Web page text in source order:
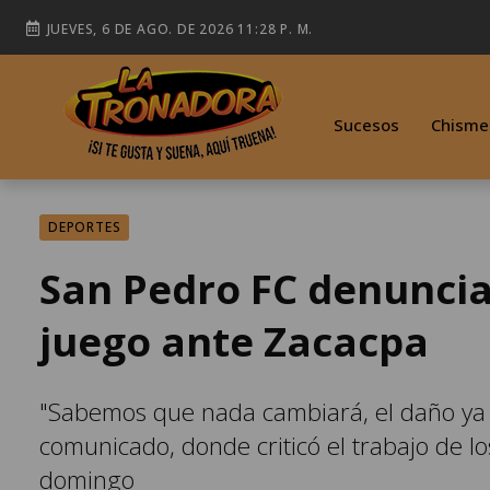
JUEVES, 6 DE AGO. DE 2026 11:28 P. M.
Sucesos
DEPORTES
San Pedro FC
juego ante Zacacpa
"Sabemos que nada cambiará, el daño
comunicado, donde criticó el trabajo de
domingo